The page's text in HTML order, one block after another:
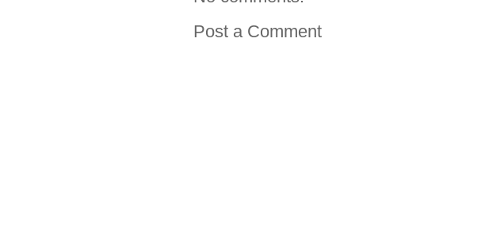
Post a Comment